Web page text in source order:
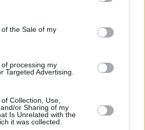
to Google and its third-party tags to
specified purposes in below Google
the Sale of my
processing my
Targeted Advertising.
Collection, Use,
or Sharing of my
Is Unrelated with the
it was collected.